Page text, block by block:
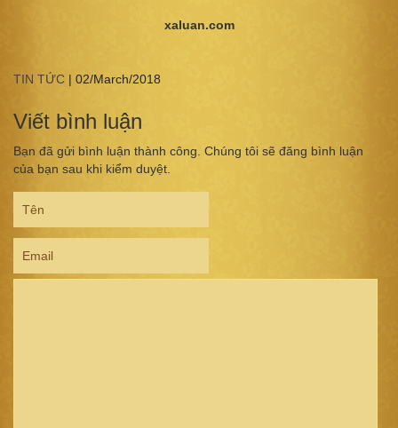
xaluan.com
TIN TỨC | 02/March/2018
Viết bình luận
Bạn đã gửi bình luận thành công. Chúng tôi sẽ đăng bình luận
của bạn sau khi kiểm duyệt.